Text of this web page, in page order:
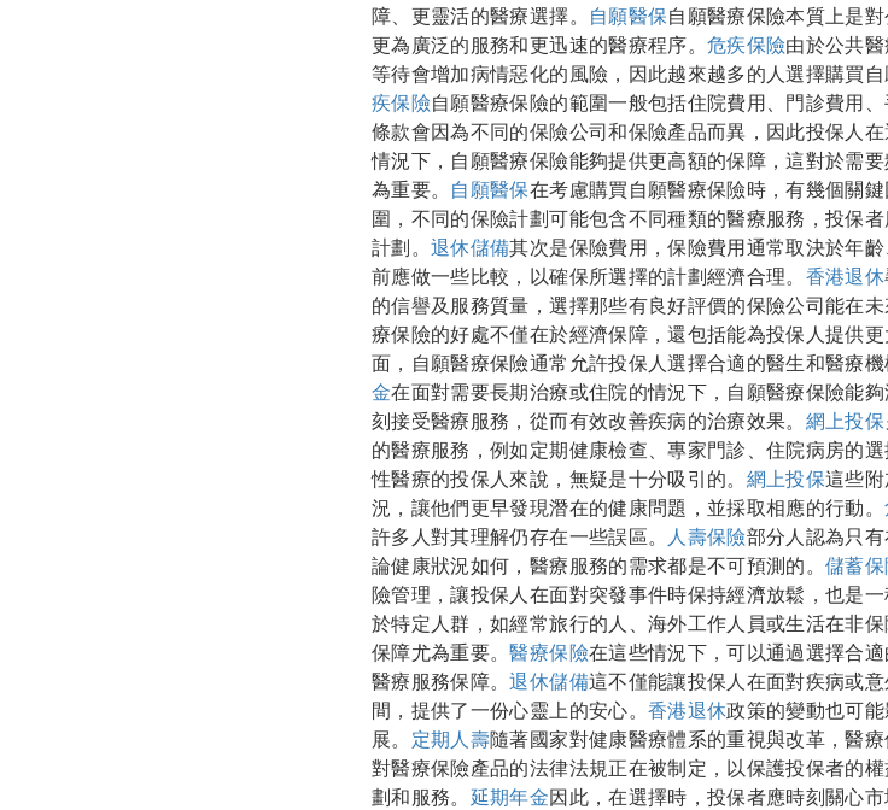
障、更靈活的醫療選擇。
自願醫保自願醫療保險本質上是
更為廣泛的服務和更迅速的醫療程序。 危疾保險由於公共
等待會增加病情惡化的風險，因此越來越多的人選擇購買
疾保險自願醫療保險的範圍一般包括住院費用、門診費用、
條款會因為不同的保險公司和保險產品而異，因此投保人在
情況下，自願醫療保險能夠提供更高額的保障，這對於需
為重要。 自願醫保在考慮購買自願醫療保險時，有幾個關鍵
圍，不同的保險計劃可能包含不同種類的醫療服務，投保
計劃。退休儲備其次是保險費用，保險費用通常取決於年
前應做一些比較，以確保所選擇的計劃經濟合理。 香港退休
的信譽及服務質量，選擇那些有良好評價的保險公司能在未
療保險的好處不僅在於經濟保障，還包括能為投保人提供
面，自願醫療保險通常允許投保人選擇合適的醫生和醫療
金在面對需要長期治療或住院的情況下，自願醫療保險能
刻接受醫療服務，從而有效改善疾病的治療效果。 網上投保
的醫療服務，例如定期健康檢查、專家門診、住院病房的
性醫療的投保人來說，無疑是十分吸引的。 網上投保這些
況，讓他們更早發現潛在的健康問題，並採取相應的行動。
許多人對其理解仍存在一些誤區。
人壽保險部分人認為只
論健康狀況如何，醫療服務的需求都是不可預測的。儲蓄保
險管理，讓投保人在面對突發事件時保持經濟放鬆，也是一
於特定人群，如經常旅行的人、海外工作人員或生活在非
保障尤為重要。醫療保險在這些情況下，可以通過選擇合
醫療服務保障。退休儲備這不僅能讓投保人在面對疾病或
間，提供了一份心靈上的安心。 香港退休政策的變動也可
展。 定期人壽隨著國家對健康醫療體系的重視與改革，醫療
對醫療保險產品的法律法規正在被制定，以保護投保者的
劃和服務。 延期年金因此，在選擇時，投保者應時刻關心